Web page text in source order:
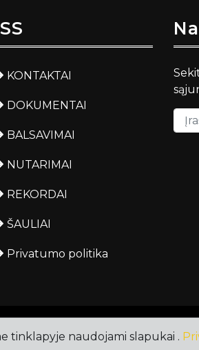
KONTAKTAI
DOKUMENTAI
BALSAVIMAI
NUTARIMAI
REKORDAI
ŠAULIAI
Privatumo politika
tinklapyje naudojami slapukai .